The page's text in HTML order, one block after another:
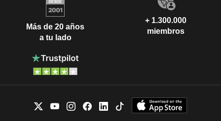
Más de 20 años
a tu lado
+ 1.300.000
miembros